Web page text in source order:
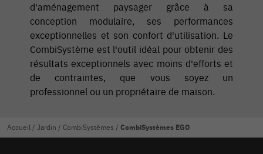
d'aménagement paysager grâce à sa
conception modulaire, ses performances
exceptionnelles et son confort d'utilisation. Le
CombiSystème est l'outil idéal pour obtenir des
résultats exceptionnels avec moins d'efforts et
de contraintes, que vous soyez un
professionnel ou un propriétaire de maison.
Accueil / Jardin / CombiSystèmes / CombiSystèmes EGO